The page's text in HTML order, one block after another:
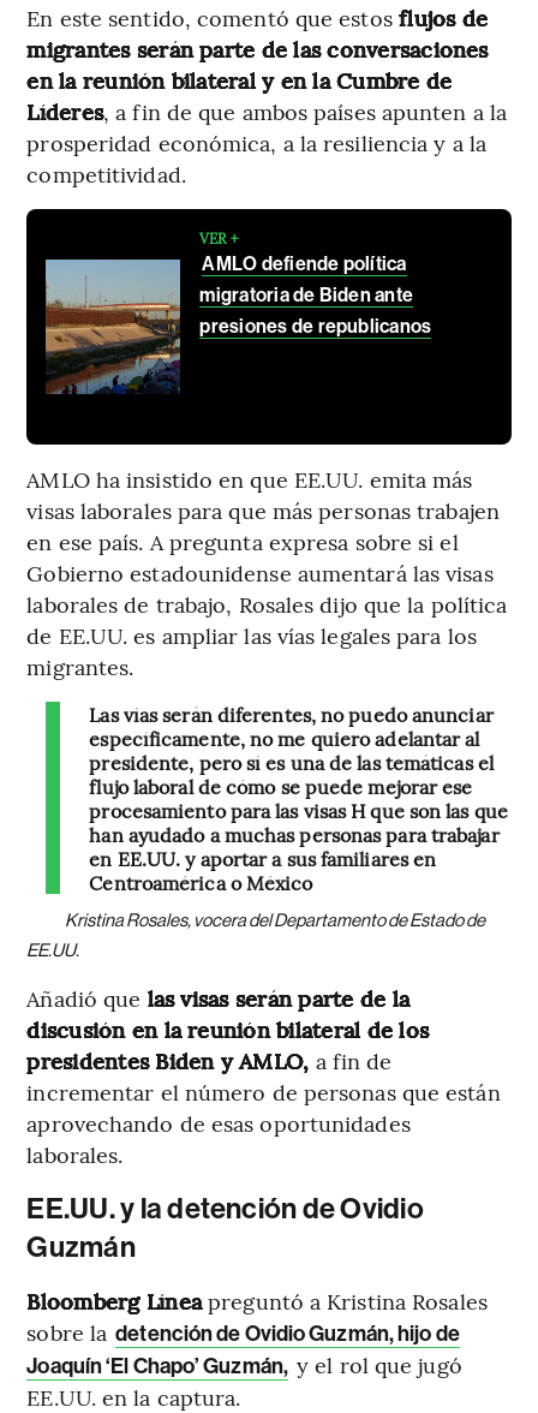
En este sentido, comentó que estosflujos de
migrantes serán parte de las conversaciones
en la reunión bilateral y en la Cumbre de
Líderes, a fin de que ambos países apunten a la
prosperidad económica, a la resiliencia y a la
competitividad.
VER +
AMLO defiende política
migratoria de Biden ante
presiones de republicanos
AMLO ha insistido en que EE.UU. emita más
visas laborales para que más personas trabajen
en ese país. A pregunta expresa sobre si el
Gobierno estadounidense aumentará las visas
laborales de trabajo, Rosales dijo que la política
de EE.UU. es ampliar las vías legales para los
migrantes.
Las vías serán diferentes, no puedo anunciar
específicamente, no me quiero adelantar al
presidente, pero sí es una de las temáticas el
flujo laboral de cómo se puede mejorar ese
procesamiento para las visas H que son las que
han ayudado a muchas personas para trabajar
en EE.UU. y aportar a sus familiares en
Centroamérica o México
Kristina Rosales, vocera del Departamento de Estado de
EE.UU.
Añadió que las visas serán parte de la
discusión en la reunión bilateral de los
presidentes Biden y AMLO, a fin de
incrementar el número de personas que están
aprovechando de esas oportunidades
laborales.
EE.UU. y la detención de Ovidio
Guzmán
Bloomberg Líneapreguntó a Kristina Rosales
sobre la detención de Ovidio Guzmán, hijo de
Joaquín ‘El Chapo’ Guzmán, y el rol que jugó
EE.UU. en la captura.